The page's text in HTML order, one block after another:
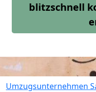
blitzschnell
Umzugsunternehmen